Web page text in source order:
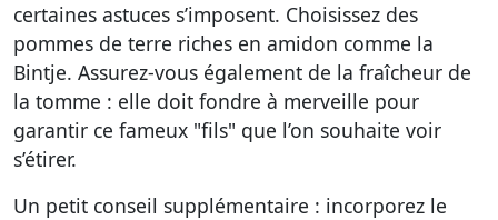
certaines astuces s’imposent. Choisissez des
pommes de terre riches en amidon comme la
Bintje. Assurez-vous également de la fraîcheur de
la tomme : elle doit fondre à merveille pour
garantir ce fameux "fils" que l’on souhaite voir
s’étirer.
Un petit conseil supplémentaire : incorporez le